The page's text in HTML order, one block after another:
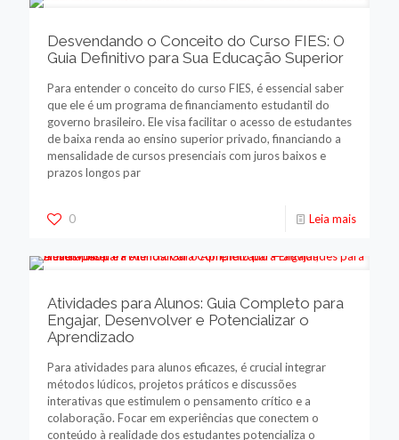
Desvendando o Conceito do Curso FIES: O
Guia Definitivo para Sua Educação Superior
Para entender o conceito do curso FIES, é essencial saber
que ele é um programa de financiamento estudantil do
governo brasileiro. Ele visa facilitar o acesso de estudantes
de baixa renda ao ensino superior privado, financiando a
mensalidade de cursos presenciais com juros baixos e
prazos longos par
0 Leia mais
Atividades para Alunos: Guia Completo para
Engajar, Desenvolver e Potencializar o
Aprendizado
Para atividades para alunos eficazes, é crucial integrar
métodos lúdicos, projetos práticos e discussões
interativas que estimulem o pensamento crítico e a
colaboração. Focar em experiências que conectem o
conteúdo à realidade dos estudantes potencializa o